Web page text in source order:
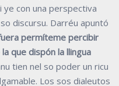
ye con una perspectiva
discursu. Darréu apuntó
permíteme percibir
que dispón la llingua
tien nel so poder un ricu
Los sos dialeutos